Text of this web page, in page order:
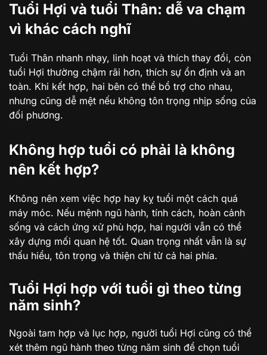
Tuổi Hợi và tuổi Thân: dễ va chạm
vì khác cách nghĩ
Tuổi Thân nhanh nhạy, linh hoạt và thích thay đổi, còn
tuổi Hợi thường chậm rãi hơn, thích sự ổn định và an
toàn. Khi kết hợp, hai bên có thể bổ trợ cho nhau,
nhưng cũng dễ mệt nếu không tôn trọng nhịp sống của
đối phương.
Không hợp tuổi có phải là không
nên kết hợp?
Không nên xem việc hợp hay kỵ tuổi một cách quá
máy móc. Nếu mệnh ngũ hành, tính cách, hoàn cảnh
sống và cách ứng xử phù hợp, hai người vẫn có thể
xây dựng mối quan hệ tốt. Quan trọng nhất vẫn là sự
thấu hiểu, tôn trọng và thiện chí từ cả hai phía.
Tuổi Hợi hợp với tuổi gì theo từng
năm sinh?
Ngoài tam hợp và lục hợp, người tuổi Hợi cũng có thể
xét thêm ngũ hành theo từng năm sinh để chọn tuổi